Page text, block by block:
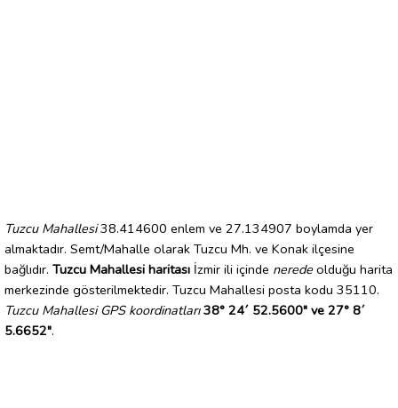
Tuzcu Mahallesi38.414600 enlem ve 27.134907 boylamda yer
almaktadır. Semt/Mahalle olarak Tuzcu Mh. ve Konak ilçesine
bağlıdır. Tuzcu Mahallesi haritası İzmir ili içinde nerede olduğu harita
merkezinde gösterilmektedir. Tuzcu Mahallesi posta kodu 35110.
Tuzcu Mahallesi GPS koordinatları 38° 24´ 52.5600" ve 27° 8´
5.6652".